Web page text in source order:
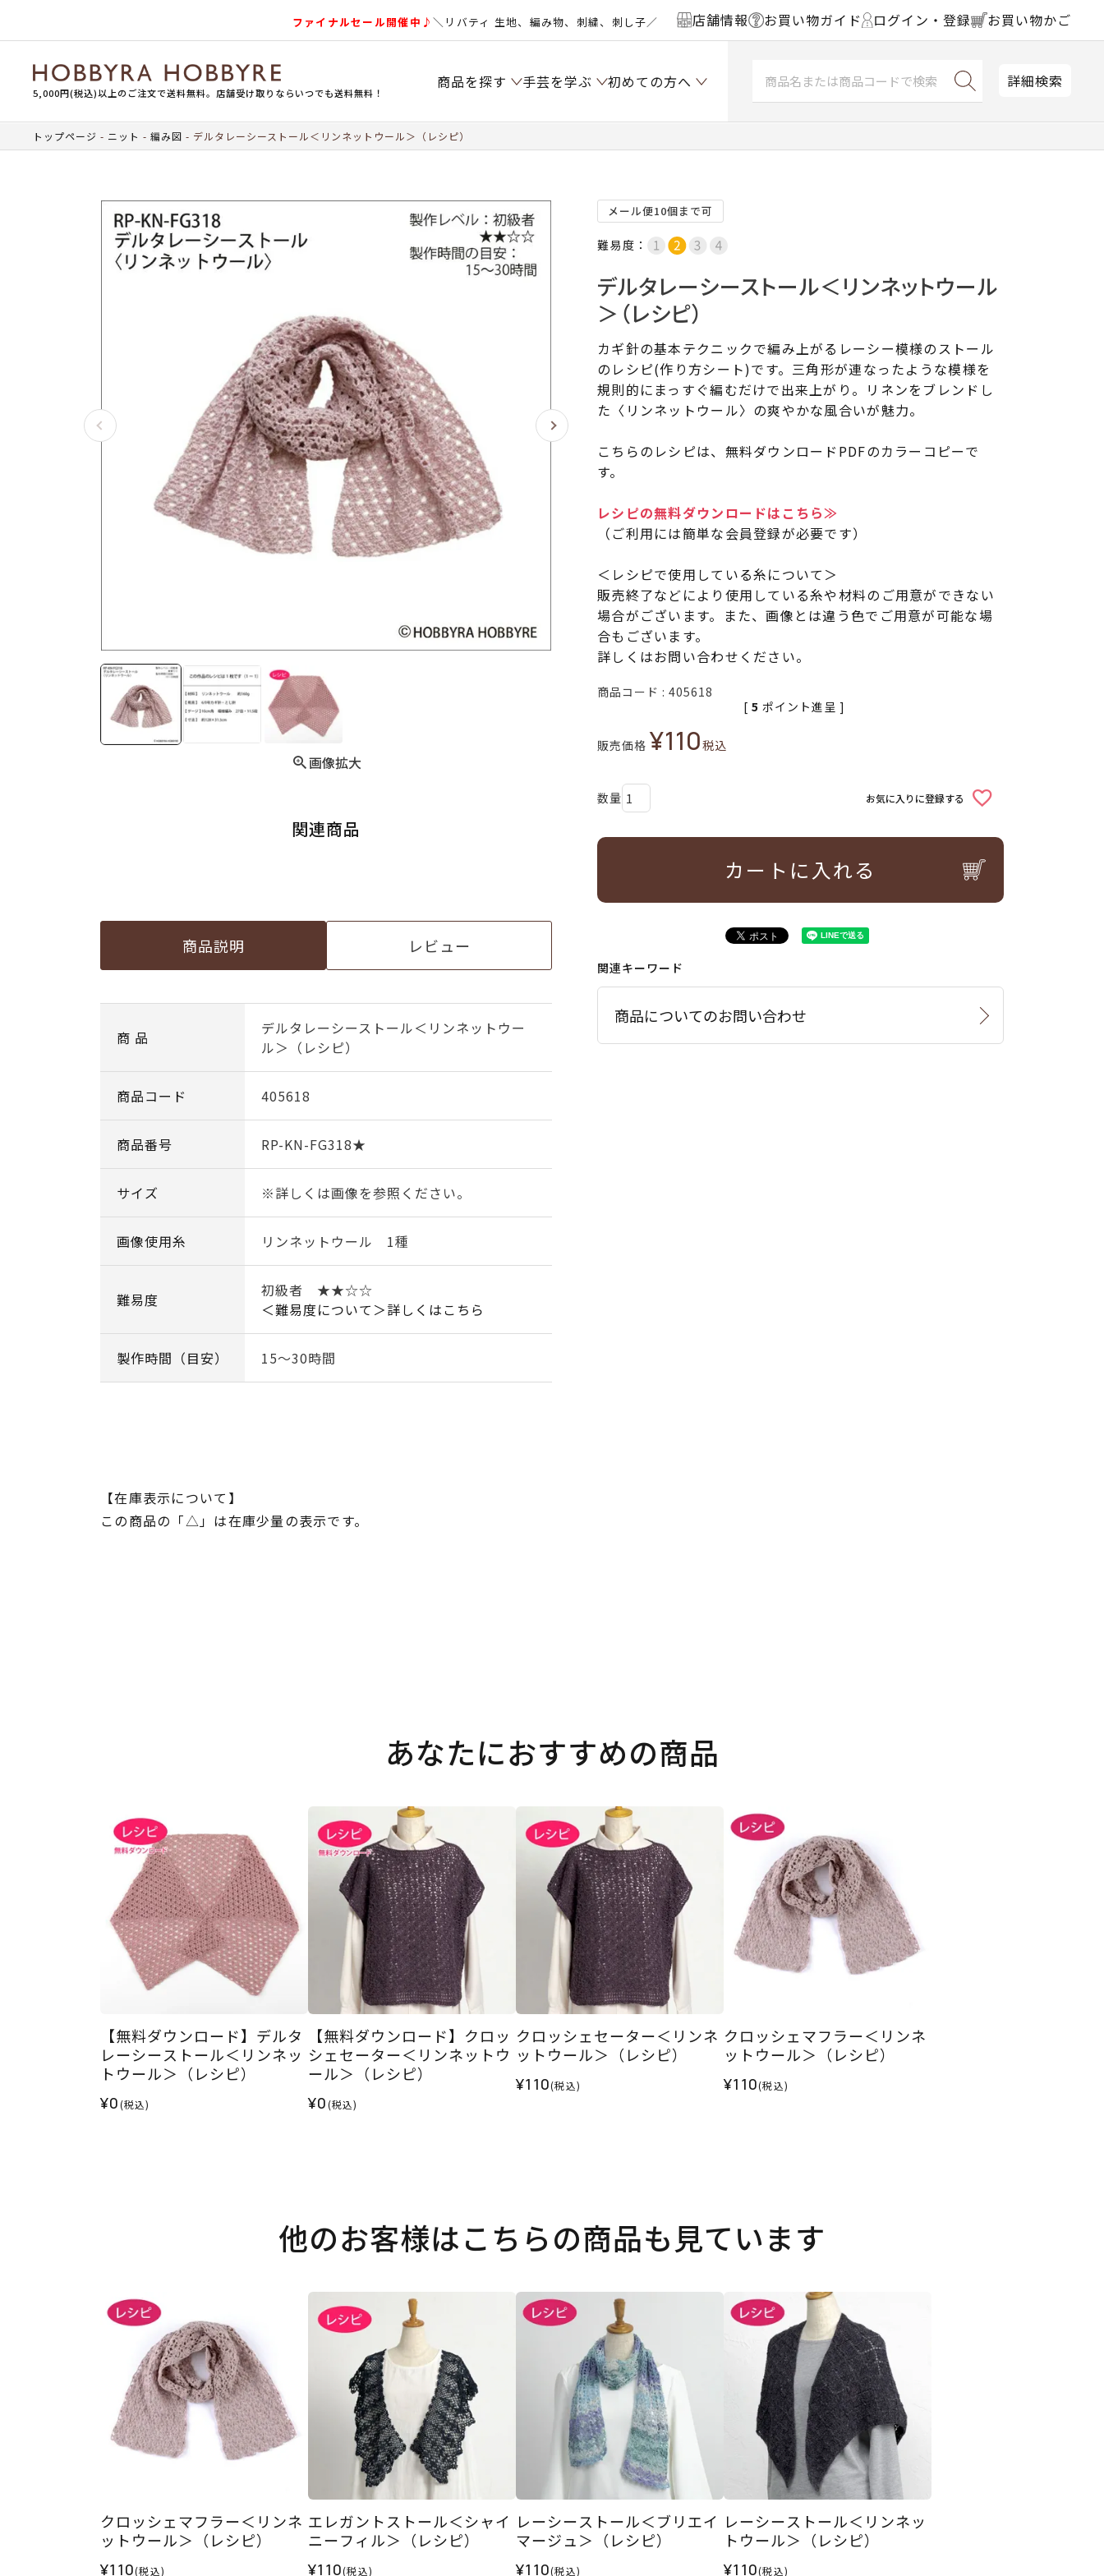
ファイナルセール開催中♪＼リバティ 生地、編み物、刺繍、刺し子／ 店舗情報 お買い物ガイド ログイン・登録 お買い物かご
5,000円(税込)以上のご注文で送料無料。店舗受け取りならいつでも送料無料！
商品を探す 手芸を学ぶ 初めての方へ 詳細検索
トップページ ニット 編み図 デルタレーシーストール＜リンネットウール＞（レシピ）
画像拡大
関連商品
商品説明 レビュー
商 品
デルタレーシーストール＜リンネットウー
ル＞（レシピ）
商品コード 405618
商品番号 RP-KN-FG318★
サイズ ※詳しくは画像を参照ください。
画像使用糸 リンネットウール 1種
難易度
初級者 ★★☆☆
＜難易度について＞詳しくはこちら
製作時間（目安） 15～30時間
【在庫表示について】
この商品の「△」は在庫少量の表示です。
メール便10個まで可
難易度：
デルタレーシーストール＜リンネットウール
＞（レシピ）
カギ針の基本テクニックで編み上がるレーシー模様のストール
のレシピ(作り方シート)です。三角形が連なったような模様を
規則的にまっすぐ編むだけで出来上がり。リネンをブレンドし
た〈リンネットウール〉の爽やかな風合いが魅力。
こちらのレシピは、無料ダウンロードPDFのカラーコピーで
す。
レシピの無料ダウンロードはこちら≫
（ご利用には簡単な会員登録が必要です）
＜レシピで使用している糸について＞
販売終了などにより使用している糸や材料のご用意ができない
場合がございます。また、画像とは違う色でご用意が可能な場
合もございます。
詳しくはお問い合わせください。
商品コード 405618
販売価格 ¥110税込
[ 5 ポイント進呈 ]
お気に入りに登録する
カートに入れる
関連キーワード
商品についてのお問い合わせ
あなたにおすすめの商品
【無料ダウンロード】デルタ
レーシーストール＜リンネッ
トウール＞（レシピ）
¥0(税込)
【無料ダウンロード】クロッ
シェセーター＜リンネットウ
ール＞（レシピ）
¥0(税込)
クロッシェセーター＜リンネ
ットウール＞（レシピ）
¥110(税込)
クロッシェマフラー＜リンネ
ットウール＞（レシピ）
¥110(税込)
他のお客様はこちらの商品も見ています
クロッシェマフラー＜リンネ
ットウール＞（レシピ）
¥110(税込)
エレガントストール＜シャイ
ニーフィル＞（レシピ）
¥110(税込)
レーシーストール＜ブリエイ
マージュ＞（レシピ）
¥110(税込)
レーシーストール＜リンネッ
トウール＞（レシピ）
¥110(税込)